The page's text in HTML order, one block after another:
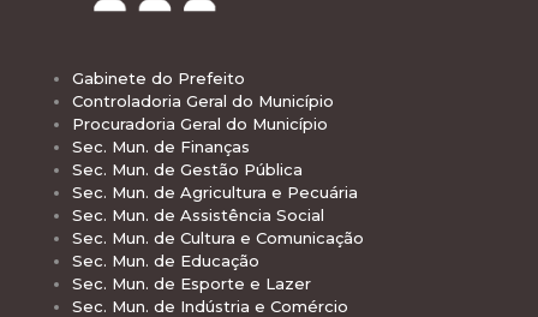
Gabinete do Prefeito
Controladoria Geral do Município
Procuradoria Geral do Município
Sec. Mun. de Finanças
Sec. Mun. de Gestão Pública
Sec. Mun. de Agricultura e Pecuária
Sec. Mun. de Assistência Social
Sec. Mun. de Cultura e Comunicação
Sec. Mun. de Educação
Sec. Mun. de Esporte e Lazer
Sec. Mun. de Indústria e Comércio